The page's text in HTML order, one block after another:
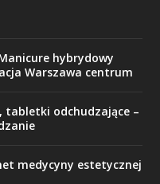
hybrydowy
Warszawa centrum
tabletki odchudzające –
medycyny estetycznej